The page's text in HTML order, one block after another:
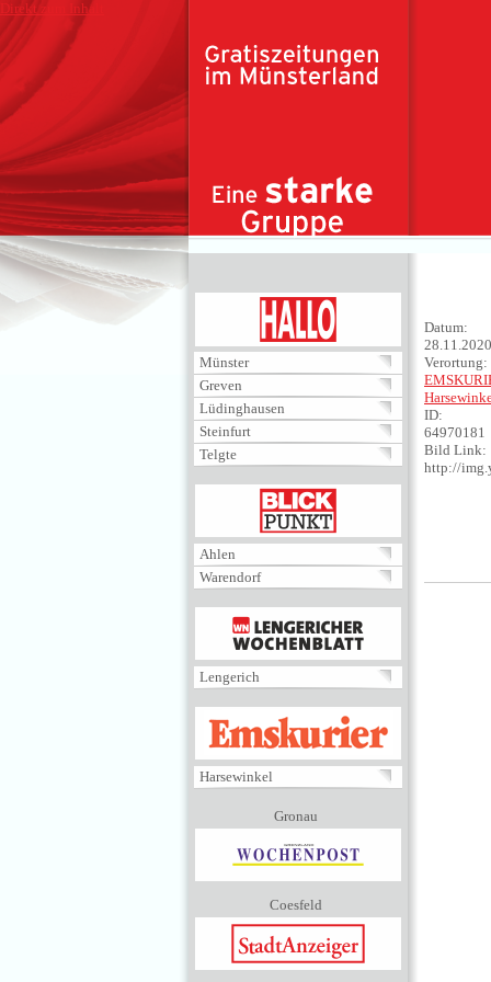
Direkt zum Inhalt
Münster
Greven
Lüdinghausen
Steinfurt
Telgte
BLICKPUNKT
Ahlen
Warendorf
MENÜ
Lengerich
EMSKURIER
Harsewinkel
Gronau
Coesfeld
Datum:
28.11.2020
Verortung:
ID:
64970181
Bild Link:
http://